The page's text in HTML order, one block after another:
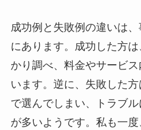
成功例と失敗例の違いは
にあります。成功した方
かり調べ、料金やサービ
います。逆に、失敗した
で選んでしまい、トラブ
が多いようです。私も一